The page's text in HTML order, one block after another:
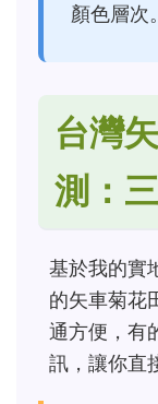
顏色層次。
台灣
測：
基於我的實
的矢車菊花
通方便，有
訊，讓你直